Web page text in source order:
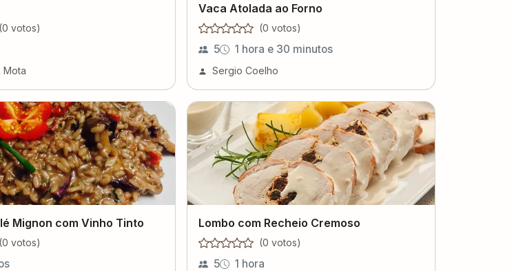
(0 votos)
Mota
Vaca Atolada ao Forno
(0 votos)
5 1 hora e 30 minutos
Sergio Coelho
Mignon com Vinho Tinto
(0 votos)
Lombo com Recheio Cremoso
(0 votos)
5 1 hora